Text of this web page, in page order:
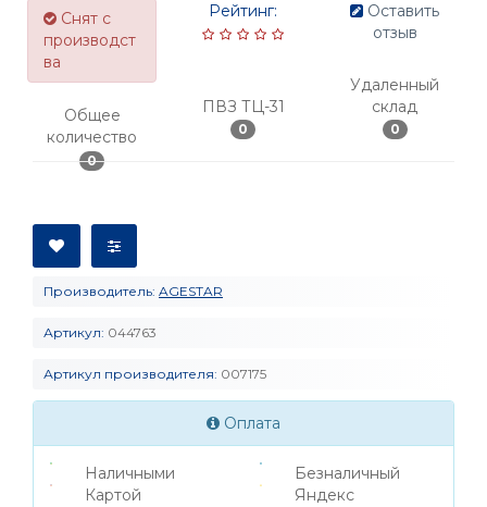
Снят с
производст
ва
Общее
количество
0
Рейтинг:
ПВЗ ТЦ-31
0
Оставить
отзыв
Удаленный
склад
0
Производитель: AGESTAR
Артикул: 044763
Артикул производителя: 007175
Оплата
Наличными
Картой
Безналичный
Яндекс